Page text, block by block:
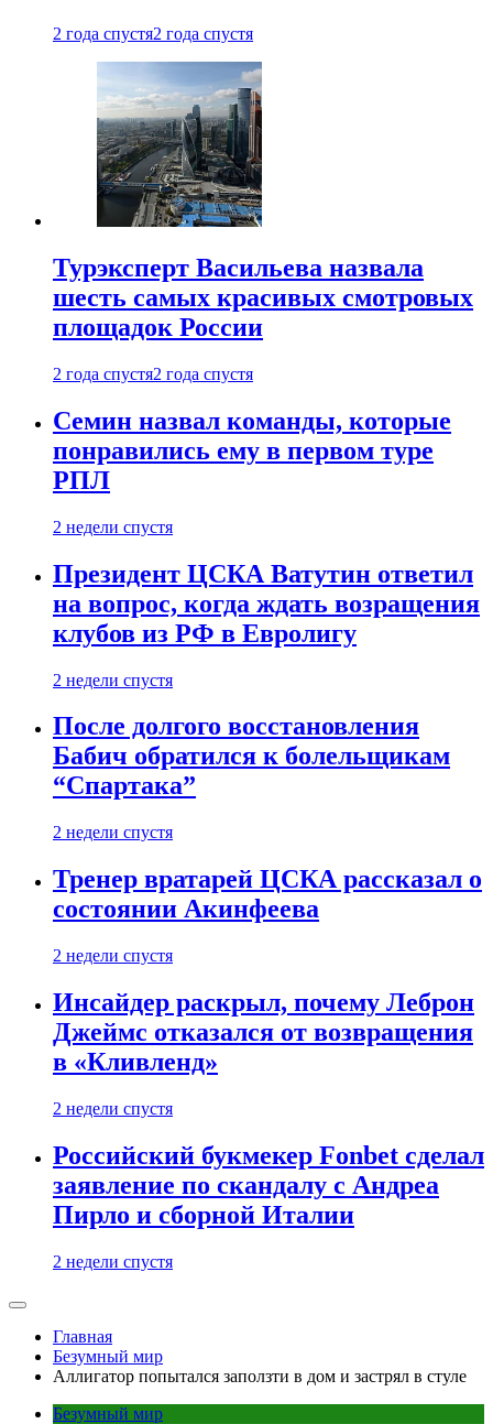
2 года спустя2 года спустя
Турэксперт Васильева назвала
шесть самых красивых смотровых
площадок России
2 года спустя2 года спустя
Семин назвал команды, которые
понравились ему в первом туре
РПЛ
2 недели спустя
Президент ЦСКА Ватутин ответил
на вопрос, когда ждать возращения
клубов из РФ в Евролигу
2 недели спустя
После долгого восстановления
Бабич обратился к болельщикам
“Спартака”
2 недели спустя
Тренер вратарей ЦСКА рассказал о
состоянии Акинфеева
2 недели спустя
Инсайдер раскрыл, почему Леброн
Джеймс отказался от возвращения
в «Кливленд»
2 недели спустя
Российский букмекер Fonbet сделал
заявление по скандалу с Андреа
Пирло и сборной Италии
2 недели спустя
Главная
Безумный мир
Аллигатор попытался заползти в дом и застрял в стуле
Безумный мир